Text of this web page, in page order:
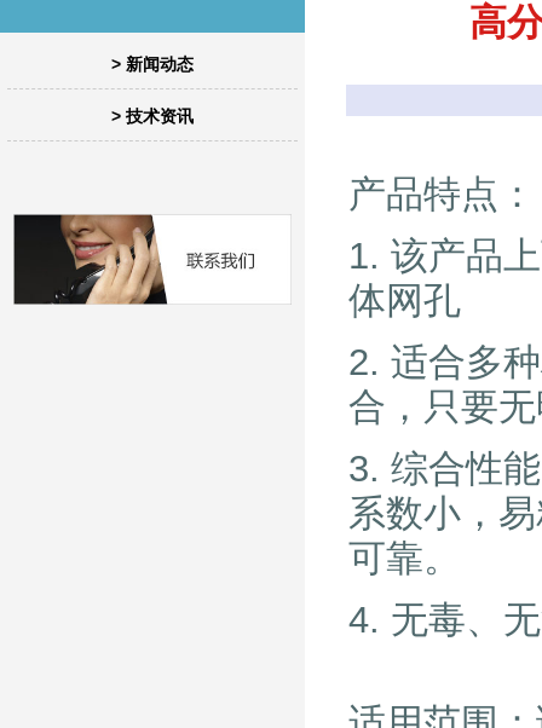
> 新闻动态
> 技术资讯
高
产品特点：
1. 该产品
体网孔
2. 适合多
合，只要
3. 综合性
系数小，
可靠。
4. 无毒、